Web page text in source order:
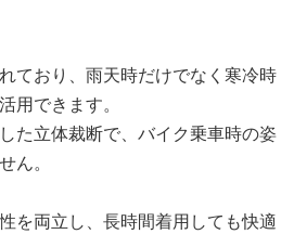
ており、雨天時だけでなく寒冷時
用できます。
た立体裁断で、バイク乗車時の姿
ん。
を両立し、長時間着用しても快適